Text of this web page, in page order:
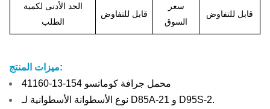
الحد الأدنى لكمية
الطلب
قابل للتفاوض
سعر
السوق
قابل للتفاوض
ميزات المنتج:
محمل جرافة كوماتسو 154-13-41160
نوع الأسطوانة الأسطوانية لـ D85A-21 و D95S-2.